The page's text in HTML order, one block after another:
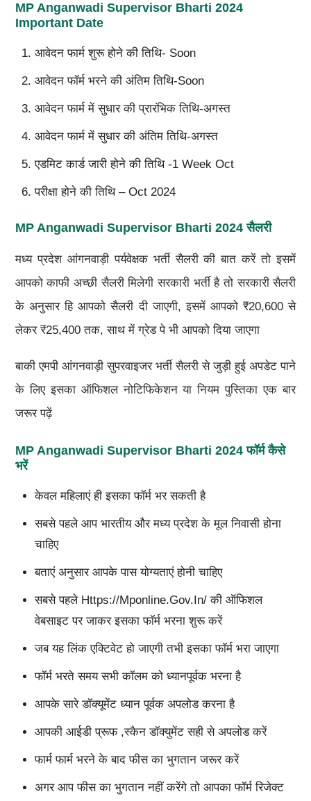
MP Anganwadi Supervisor Bharti 2024
Important Date
आवेदन फार्म शुरू होने की तिथि- Soon
आवेदन फॉर्म भरने की अंतिम तिथि-Soon
आवेदन फार्म में सुधार की प्रारंभिक तिथि-अगस्त
आवेदन फार्म में सुधार की अंतिम तिथि-अगस्त
एडमिट कार्ड जारी होने की तिथि -1 Week Oct
परीक्षा होने की तिथि – Oct 2024
MP Anganwadi Supervisor Bharti 2024 सैलरी
मध्य प्रदेश आंगनवाड़ी पर्यवेक्षक भर्ती सैलरी की बात करें तो इसमें
आपको काफी अच्छी सैलरी मिलेगी सरकारी भर्ती है तो सरकारी सैलरी
के अनुसार हि आपको सैलरी दी जाएगी, इसमें आपको ₹20,600 से
लेकर ₹25,400 तक, साथ में ग्रेड पे भी आपको दिया जाएगा
बाकी एमपी आंगनवाड़ी सुपरवाइजर भर्ती सैलरी से जुड़ी हुई अपडेट पाने
के लिए इसका ऑफिशल नोटिफिकेशन या नियम पुस्तिका एक बार
जरूर पढ़ें
MP Anganwadi Supervisor Bharti 2024 फॉर्म कैसे
भरें
केवल महिलाएं ही इसका फॉर्म भर सकती है
सबसे पहले आप भारतीय और मध्य प्रदेश के मूल निवासी होना
चाहिए
बताएं अनुसार आपके पास योग्यताएं होनी चाहिए
सबसे पहले Https://mponline.gov.in/ की ऑफिशल
वेबसाइट पर जाकर इसका फॉर्म भरना शुरू करें
जब यह लिंक एक्टिवेट हो जाएगी तभी इसका फॉर्म भरा जाएगा
फॉर्म भरते समय सभी कॉलम को ध्यानपूर्वक भरना है
आपके सारे डॉक्यूमेंट ध्यान पूर्वक अपलोड करना है
आपकी आईडी प्रूफ ,स्कैन डॉक्युमेंट सही से अपलोड करें
फार्म फार्म भरने के बाद फीस का भुगतान जरूर करें
अगर आप फीस का भुगतान नहीं करेंगे तो आपका फॉर्म रिजेक्ट